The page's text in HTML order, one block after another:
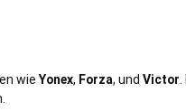
wie Yonex, Forza, und Victor